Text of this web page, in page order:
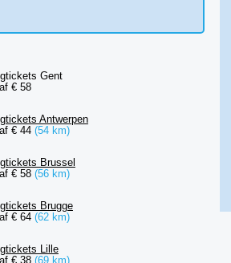
Gent
€ 58
Antwerpen
€ 44 (54 km)
Brussel
€ 58 (56 km)
Brugge
€ 64 (62 km)
Lille
€ 38 (69 km)